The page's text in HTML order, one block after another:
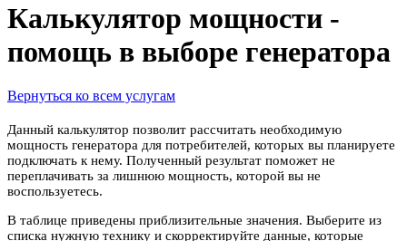
Калькулятор мощности -
помощь в выборе генератора
Вернуться ко всем услугам
Данный калькулятор позволит рассчитать необходимую
мощность генератора для потребителей, которых вы планируете
подключать к нему. Полученный результат поможет не
переплачивать за лишнюю мощность, которой вы не
воспользуетесь.
В таблице приведены приблизительные значения. Выберите из
списка нужную технику и скорректируйте данные, которые